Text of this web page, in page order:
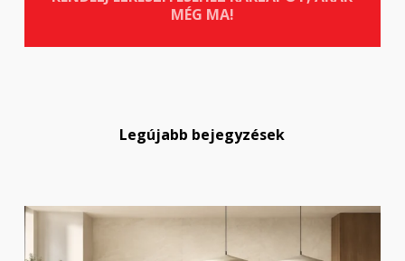
MÉG MA!
Legújabb bejegyzések